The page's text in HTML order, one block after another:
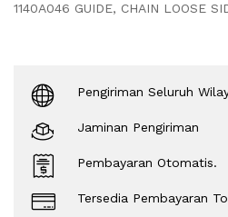
1140A046 GUIDE, CHAIN LOOSE
Pengiriman Seluruh
Jaminan Pengiriman
Pembayaran Otomatis.
Tersedia Pembayaran